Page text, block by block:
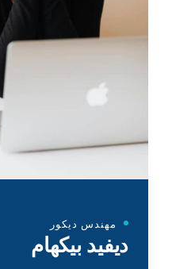
مهندس ديكور
ديفيد بيكهام